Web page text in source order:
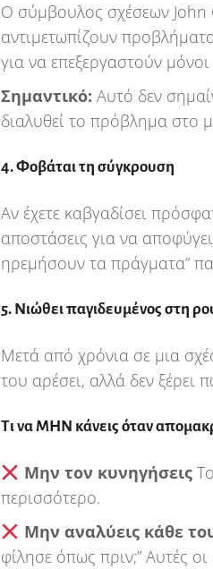
Ο σύμβουλος σχέσεων John
αντιμετωπίζουν
για να επεξεργαστούν
Σημαντικό: Αυτό δεν
διαλυθεί το πρόβλημα στο
4. Φοβάται τη σύγκρουση
Αν έχετε καβγαδίσει
αποστάσεις για να
ηρεμήσουν τα πράγματα”
5. Νιώθει παγιδευμένος στη
Μετά από χρόνια σε μια
του αρέσει, αλλά δεν ξέρει
Τι να ΜΗΝ κάνεις όταν
Μην τον κυνηγήσειςΤο
περισσότερο.
Μην αναλύεις κάθε
φίλησε όπως πριν;” Αυτές